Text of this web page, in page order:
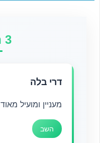
3 תגובות
דרי בלה
מעניין ומועיל מאוד
השב